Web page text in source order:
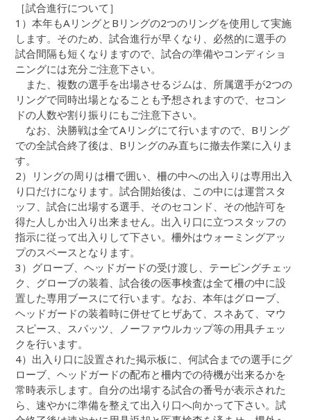
［試合進行について］
1）本年もAリングとBリングの2つのリングを使用して実施
します。そのため、試合進行が早くなり、必然的に選手の
試合間隔も短くなりますので、試合の準備やコンディショ
ニングには充分ご注意下さい。
また、複数の選手を出場させるジムは、所属選手が2つの
リングで同時出場となることも予想されますので、セコン
ドの人数や割り振りにもご注意下さい。
なお、決勝戦は全てAリングにて行いますので、Bリング
での全試合終了後は、Bリングのみ直ちに撤去作業に入りま
す。
2）リングの周りは柵で囲い、柵の中への出入りは専用出入
り口だけになります。試合開始後は、この中には運営スタ
ッフ、試合に出場する選手、そのセコンド、その他許可を
得た人しか出入り出来ません。出入り口に立つスタッフの
指示に従って出入りして下さい。柵外はウォーミングアッ
プのスペースとなります。
3）グローブ、ヘッドガードの受け渡し、テーピングチェッ
ク、グローブの装着、試合後の医事検査は全て柵の中に設
置した専用ブースにて行います。なお、本年はグローブ、
ヘッドガードの装着時に併せてヒザあて、スネあて、マウ
スピース、スパッツ、ノーファウルカップ等の用具チェッ
クを行います。
4）出入り口に設置された掲示板に、何試合までの選手にグ
ローブ、ヘッドガードの配布と柵内での待機が出来るかを
常時表示します。自分の出場する試合の番号が表示された
ら、速やかに準備を整えて出入り口へ向かって下さい。試